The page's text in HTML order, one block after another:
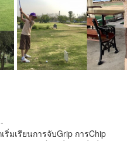
ริ่มเรียนการจับGrip การChip